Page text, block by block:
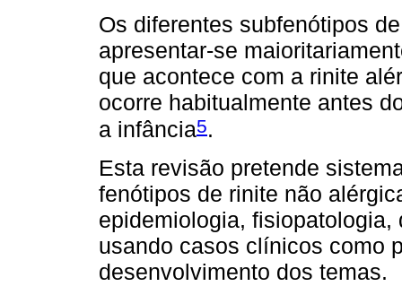
Os diferentes subfenótipos
apresentar-se
que acontece com a rinite
ocorre habitualmente antes
a infância5.
Esta revisão pretende
fenótipos de rinite não
epidemiologia,
usando casos clínicos como
desenvolvimento dos temas.